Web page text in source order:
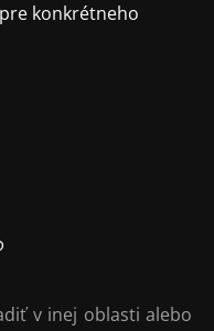
konkrétneho
v inej oblasti alebo